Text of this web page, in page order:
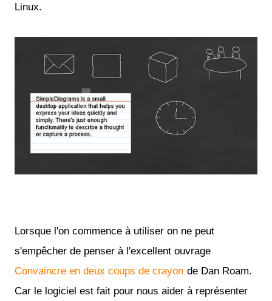
Linux.
Lorsque l'on commence à utiliser on ne peut
s'empêcher de penser à l'excellent ouvrage
Convaincre en deux coups de crayon de Dan Roam.
Car le logiciel est fait pour nous aider à représenter